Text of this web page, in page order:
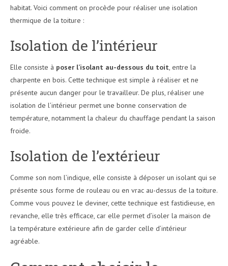
habitat. Voici comment on procède pour réaliser une isolation
thermique de la toiture :
Isolation de l’intérieur
Elle consiste à poser l’isolant au-dessous du toit, entre la
charpente en bois. Cette technique est simple à réaliser et ne
présente aucun danger pour le travailleur. De plus, réaliser une
isolation de l’intérieur permet une bonne conservation de
température, notamment la chaleur du chauffage pendant la saison
froide.
Isolation de l’extérieur
Comme son nom l’indique, elle consiste à déposer un isolant qui se
présente sous forme de rouleau ou en vrac au-dessus de la toiture.
Comme vous pouvez le deviner, cette technique est fastidieuse, en
revanche, elle très efficace, car elle permet d’isoler la maison de
la température extérieure afin de garder celle d’intérieur
agréable.